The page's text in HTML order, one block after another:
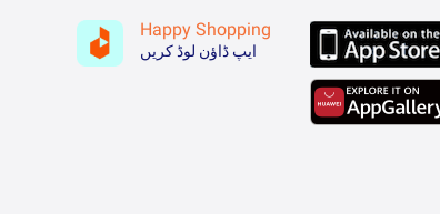
Happy Shopping
ایپ ڈاؤن لوڈ کریں